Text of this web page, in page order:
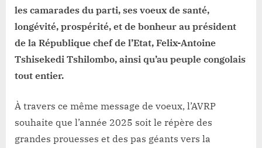
de
la
défense
(Communication)
les camarades du parti, ses voeux de santé,
longévité, prospérité, et de bonheur au président
de la République chef de l’Etat, Felix-Antoine
Tshisekedi Tshilombo, ainsi qu’au peuple congolais
tout entier.
À travers ce même message de voeux, l’AVRP
souhaite que l’année 2025 soit le répère des
grandes prouesses et des pas géants vers la